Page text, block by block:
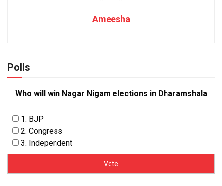
Ameesha
Polls
Who will win Nagar Nigam elections in Dharamshala
1. BJP
2. Congress
3. Independent